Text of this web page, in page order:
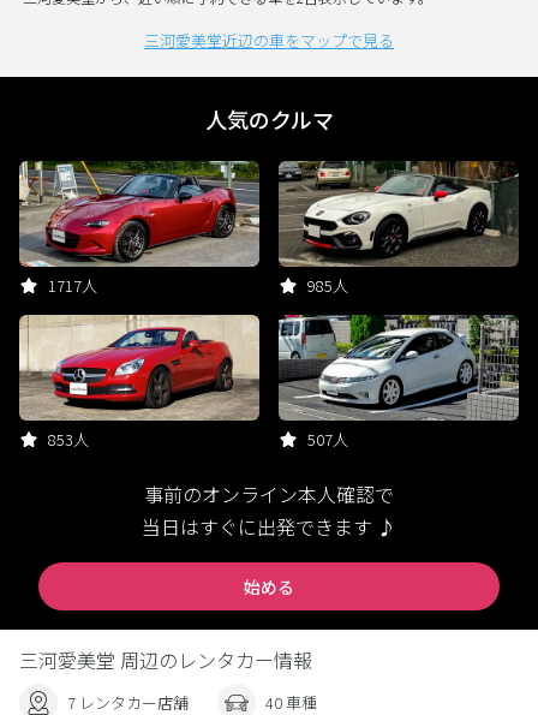
三河愛美堂近辺の車をマップで見る
人気のクルマ
1717人 985人
853人 507人
事前のオンライン本人確認で
当日はすぐに出発できます ♪
始める
三河愛美堂 周辺のレンタカー情報
7 レンタカー店舗 40 車種